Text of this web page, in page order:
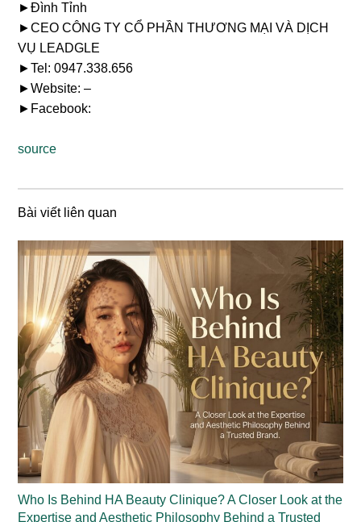
►Đình Tỉnh
►CEO CÔNG TY CỔ PHẦN THƯƠNG MẠI VÀ DỊCH
VỤ LEADGLE
►Tel: 0947.338.656
►Website:–
►Facebook:
source
Bài viết liên quan
Who Is Behind HA Beauty Clinique? A Closer Look at the
Expertise and Aesthetic Philosophy Behind a Trusted